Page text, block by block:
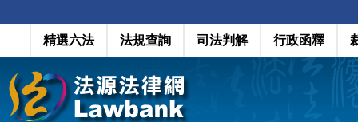
精選六法 法規查詢 司法判解 行政函釋